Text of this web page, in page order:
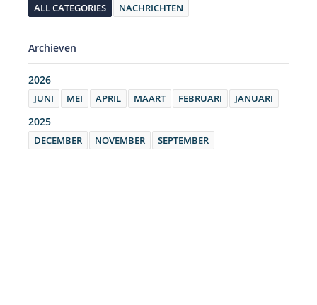
ALL CATEGORIES NACHRICHTEN
Archieven
2026
JUNI MEI APRIL MAART FEBRUARI JANUARI
2025
DECEMBER NOVEMBER SEPTEMBER